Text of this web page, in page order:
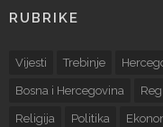
RUBRIKE
Vijesti Trebinje
Bosna i Hercegovina
Religija Politika